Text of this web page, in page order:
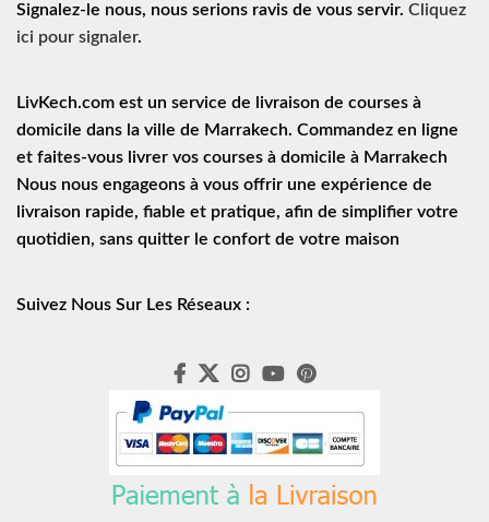
Signalez-le nous, nous serions ravis de vous servir. Cliquez
ici pour signaler.
LivKech.com est un service de
livraison de courses à
domicile dans la ville de Marrakech. Commandez en ligne
et faites-vous livrer vos courses à domicile à Marrakech
Nous nous engageons à vous offrir une expérience de
livraison rapide, fiable et pratique, afin de simplifier votre
quotidien, sans quitter le confort de votre maison
Suivez Nous Sur Les Réseaux :